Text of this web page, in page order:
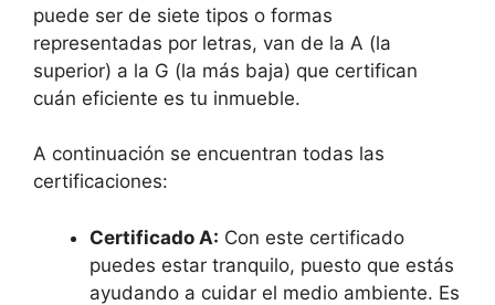
puede ser de siete tipos o formas
representadas por letras, van de la A (la
superior) a la G (la más baja) que certifican
cuán eficiente es tu inmueble.
A continuación se encuentran todas las
certificaciones:
Certificado A: Con este certificado
puedes estar tranquilo, puesto que estás
ayudando a cuidar el medio ambiente. Es